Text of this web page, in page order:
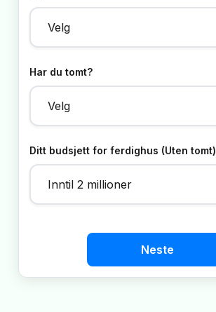
Har du tomt?
Ditt budsjett for ferdighus (Uten tomt)
Neste